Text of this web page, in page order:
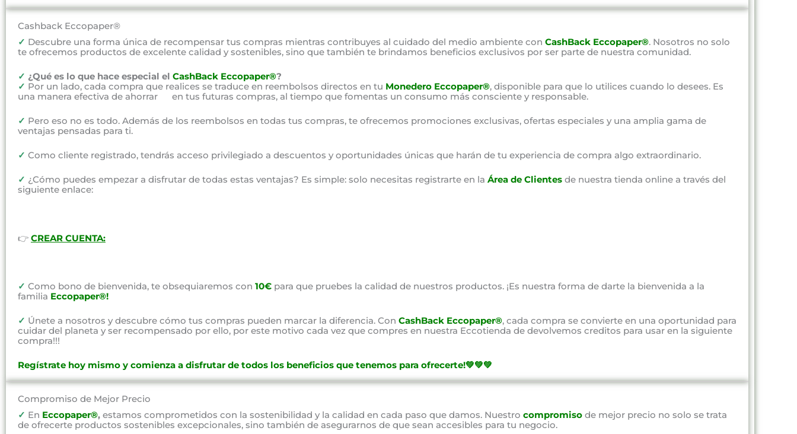
Cashback Eccopaper®
✓ Descubre una forma única de recompensar tus compras mientras contribuyes al cuidado del medio ambiente con CashBack Eccopaper®. Nosotros no solo
te ofrecemos productos de excelente calidad y sostenibles, sino que también te brindamos beneficios exclusivos por ser parte de nuestra comunidad.
✓ ¿Qué es lo que hace especial el CashBack Eccopaper®?
✓ Por un lado, cada compra que realices se traduce en reembolsos directos en tu Monedero Eccopaper®, disponible para que lo utilices cuando lo desees. Es
una manera efectiva de ahorrar en tus futuras compras, al tiempo que fomentas un consumo más consciente y responsable.
✓ Pero eso no es todo. Además de los reembolsos en todas tus compras, te ofrecemos promociones exclusivas, ofertas especiales y una amplia gama de
ventajas pensadas para ti.
✓ Como cliente registrado, tendrás acceso privilegiado a descuentos y oportunidades únicas que harán de tu experiencia de compra algo extraordinario.
✓ ¿Cómo puedes empezar a disfrutar de todas estas ventajas? Es simple: solo necesitas registrarte en la Área de Clientes de nuestra tienda online a través del
siguiente enlace:
👉 CREAR CUENTA:
✓ Como bono de bienvenida, te obsequiaremos con 10€ para que pruebes la calidad de nuestros productos. ¡Es nuestra forma de darte la bienvenida a la
familia Eccopaper®!
✓ Únete a nosotros y descubre cómo tus compras pueden marcar la diferencia. Con CashBack Eccopaper®, cada compra se convierte en una oportunidad para
cuidar del planeta y ser recompensado por ello, por este motivo cada vez que compres en nuestra Eccotienda de devolvemos creditos para usar en la siguiente
compra!!!
Regístrate hoy mismo y comienza a disfrutar de todos los beneficios que tenemos para ofrecerte!💚💚💚
Compromiso de Mejor Precio
✓ En Eccopaper®, estamos comprometidos con la sostenibilidad y la calidad en cada paso que damos. Nuestro compromiso de mejor precio no solo se trata
de ofrecerte productos sostenibles excepcionales, sino también de asegurarnos de que sean accesibles para tu negocio.